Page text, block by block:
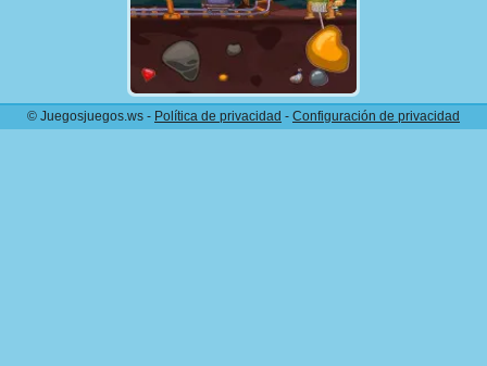
© Juegosjuegos.ws - Política de privacidad - Configuración de privacidad